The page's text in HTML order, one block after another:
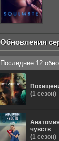
Обновления
Последние 12
(1 сезон)
чувств
(1 сезон)